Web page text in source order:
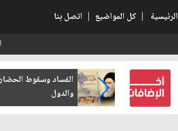
الرئيسية | كل المواضيع | اتصل بنا
الفساد وسقوط الحضارات
والدول